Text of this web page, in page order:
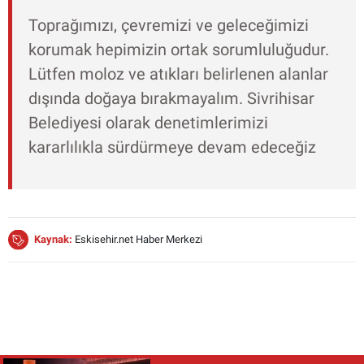
Toprağımızı, çevremizi ve geleceğimizi
korumak hepimizin ortak sorumluluğudur.
Lütfen moloz ve atıkları belirlenen alanlar
dışında doğaya bırakmayalım. Sivrihisar
Belediyesi olarak denetimlerimizi
kararlılıkla sürdürmeye devam edeceğiz
Kaynak: Eskisehir.net Haber Merkezi